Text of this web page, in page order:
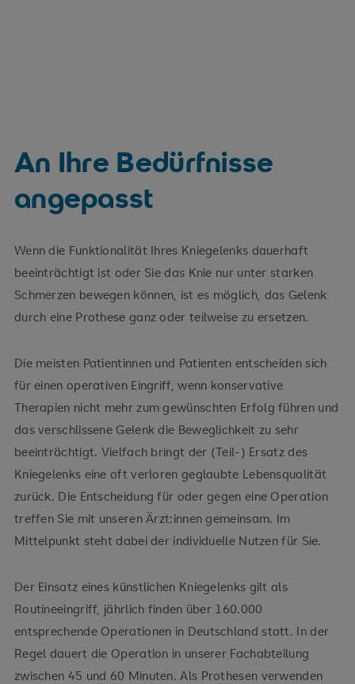
An Ihre Bedürfnisse
angepasst
Wenn die Funktionalität Ihres Kniegelenks dauerhaft
beeinträchtigt ist oder Sie das Knie nur unter starken
Schmerzen bewegen können, ist es möglich, das Gelenk
durch eine Prothese ganz oder teilweise zu ersetzen.
Die meisten Patientinnen und Patienten entscheiden sich
für einen operativen Eingriff, wenn konservative
Therapien nicht mehr zum gewünschten Erfolg führen und
das verschlissene Gelenk die Beweglichkeit zu sehr
beeinträchtigt. Vielfach bringt der (Teil-) Ersatz des
Kniegelenks eine oft verloren geglaubte Lebensqualität
zurück. Die Entscheidung für oder gegen eine Operation
treffen Sie mit unseren Ärzt:innen gemeinsam. Im
Mittelpunkt steht dabei der individuelle Nutzen für Sie.
Der Einsatz eines künstlichen Kniegelenks gilt als
Routineeingriff, jährlich finden über 160.000
entsprechende Operationen in Deutschland statt. In der
Regel dauert die Operation in unserer Fachabteilung
zwischen 45 und 60 Minuten. Als Prothesen verwenden